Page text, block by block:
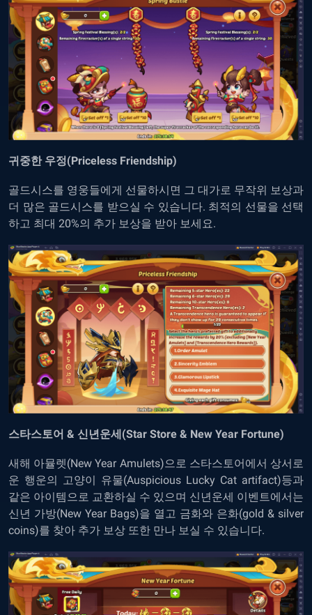
귀중한 우정(Priceless Friendship)
골드시스를 영웅들에게 선물하시면 그 대가로 무작위 보상과
더 많은 골드시스를 받으실 수 있습니다. 최적의 선물을 선택
하고 최대 20%의 추가 보상을 받아 보세요.
스타스토어 & 신년운세(Star Store & New Year Fortune)
새해 아뮬렛(New Year Amulets)으로 스타스토어에서 상서로
운 행운의 고양이 유물(Auspicious Lucky Cat artifact)등과
같은 아이템으로 교환하실 수 있으며 신년운세 이벤트에서는
신년 가방(New Year Bags)을 열고 금화와 은화(gold & silver
coins)를 찾아 추가 보상 또한 만나 보실 수 있습니다.